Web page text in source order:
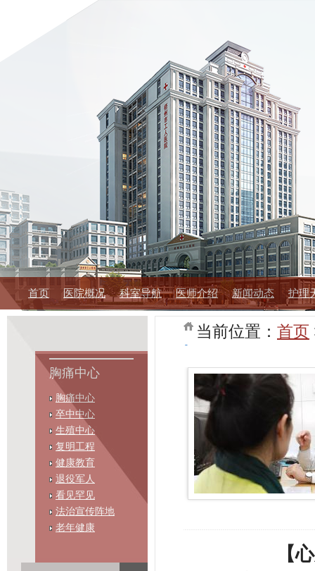
首页 医院概况 科室导航 医师介绍 新闻动态 护理
胸痛中心
胸痛中心
卒中中心
生殖中心
复明工程
健康教育
退役军人
看见罕见
法治宣传阵地
老年健康
当前位置： 首页
【